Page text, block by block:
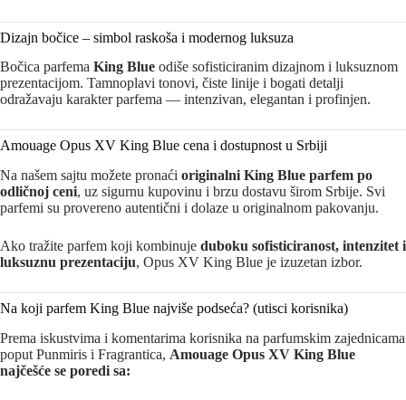
Dizajn bočice – simbol raskoša i modernog luksuza
Bočica parfema King Blue odiše sofisticiranim dizajnom i luksuznom
prezentacijom. Tamnoplavi tonovi, čiste linije i bogati detalji
odražavaju karakter parfema — intenzivan, elegantan i profinjen.
Amouage Opus XV King Blue cena i dostupnost u Srbiji
Na našem sajtu možete pronaći originalni King Blue parfem po
odličnoj ceni, uz sigurnu kupovinu i brzu dostavu širom Srbije. Svi
parfemi su provereno autentični i dolaze u originalnom pakovanju.
Ako tražite parfem koji kombinuje duboku sofisticiranost, intenzitet i
luksuznu prezentaciju, Opus XV King Blue je izuzetan izbor.
Na koji parfem King Blue najviše podseća? (utisci korisnika)
Prema iskustvima i komentarima korisnika na parfumskim zajednicama
poput Punmiris i Fragrantica, Amouage Opus XV King Blue
najčešće se poredi sa: